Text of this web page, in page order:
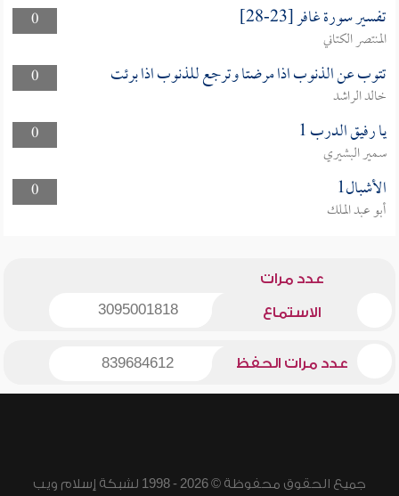
0
تفسير سورة غافر [23-28]
المنتصر الكتاني
0
تتوب عن الذنوب اذا مرضتا وترجع للذنوب اذا برئت
خالد الراشد
0
يا رفيق الدرب 1
سمير البشيري
0
الأشبال1
أبو عبد الملك
عدد مرات
الاستماع 3095001818
عدد مرات الحفظ 839684612
جميع الحقوق محفوظة © 2026 - 1998 لشبكة إسلام ويب